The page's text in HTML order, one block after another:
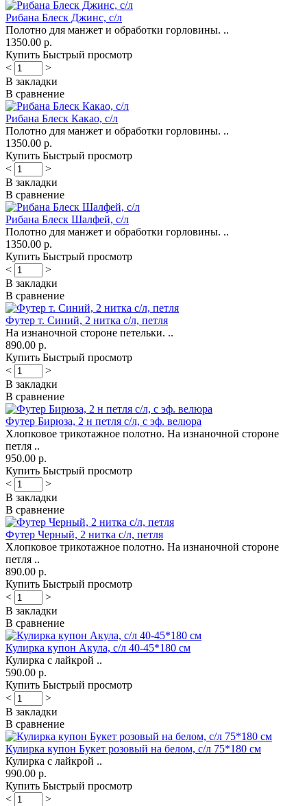
Рибана Блеск Джинс, с/л
Полотно для манжет и обработки горловины. ..
1350.00 р.
Купить Быстрый просмотр
<
>
В закладки
В сравнение
Рибана Блеск Какао, с/л
Полотно для манжет и обработки горловины. ..
1350.00 р.
Купить Быстрый просмотр
<
>
В закладки
В сравнение
Рибана Блеск Шалфей, с/л
Полотно для манжет и обработки горловины. ..
1350.00 р.
Купить Быстрый просмотр
<
>
В закладки
В сравнение
Футер т. Синий, 2 нитка с/л, петля
На изнаночной стороне петельки. ..
890.00 р.
Купить Быстрый просмотр
<
>
В закладки
В сравнение
Футер Бирюза, 2 н петля с/л, с эф. велюра
Хлопковое трикотажное полотно. На изнаночной стороне
петля ..
950.00 р.
Купить Быстрый просмотр
<
>
В закладки
В сравнение
Футер Черный, 2 нитка с/л, петля
Хлопковое трикотажное полотно. На изнаночной стороне
петля ..
890.00 р.
Купить Быстрый просмотр
<
>
В закладки
В сравнение
Кулирка купон Акула, с/л 40-45*180 см
Кулирка с лайкрой ..
590.00 р.
Купить Быстрый просмотр
<
>
В закладки
В сравнение
Кулирка купон Букет розовый на белом, с/л 75*180 см
Кулирка с лайкрой ..
990.00 р.
Купить Быстрый просмотр
<
>